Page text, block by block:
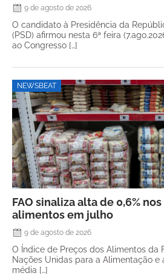
9 de agosto de 2026
O candidato à Presidência da
(PSD) afirmou nesta 6ª feira
ao Congresso […]
NEWSBEAT
FAO sinaliza alta de 0,6%
alimentos em julho
9 de agosto de 2026
O Índice de Preços dos Alimentos da
Nações Unidas para a Alimentação e
média […]